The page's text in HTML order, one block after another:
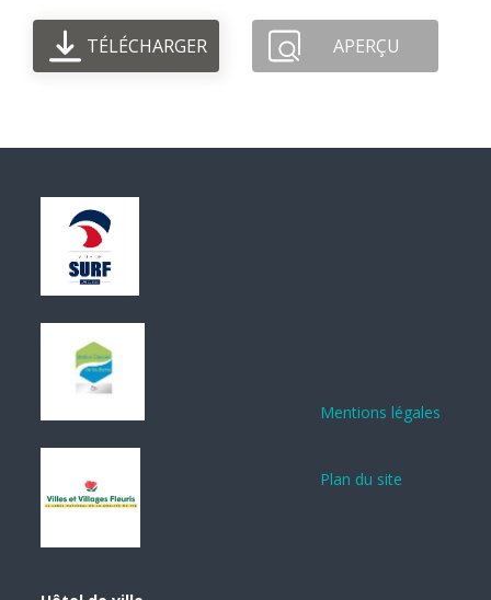
TÉLÉCHARGER APERÇU
Mentions légales
Plan du site